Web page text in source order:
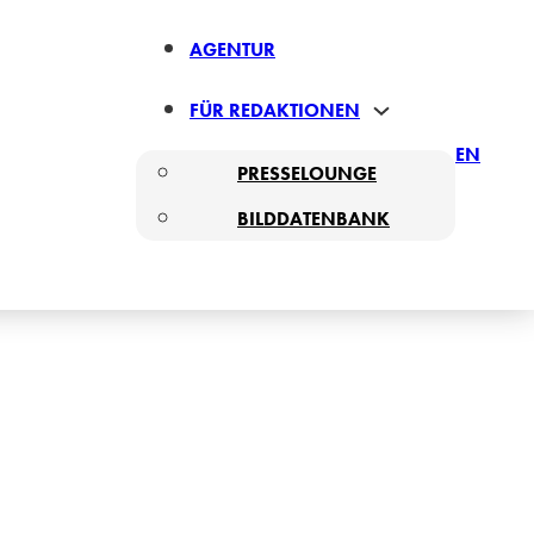
AGENTUR
FÜR REDAKTIONEN
PRESSELOUNGE
BILDDATENBANK
EN